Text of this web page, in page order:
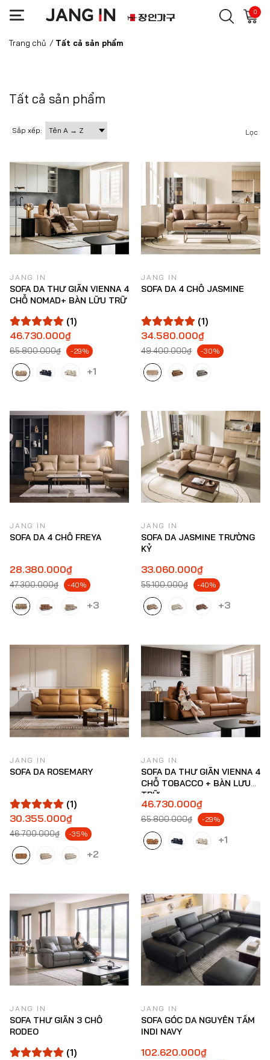
0
Trang chủ / Tất cả sản phẩm
Tất cả sản phẩm
Sắp xếp: Lọc
JANG IN
SOFA DA THƯ GIÃN VIENNA 4
CHỖ NOMAD+ BÀN LỮU TRỮ
(1)
46.730.000₫
65.800.000₫ -29%
+1
JANG IN
SOFA DA 4 CHỖ JASMINE
(1)
34.580.000₫
49.400.000₫ -30%
JANG IN
SOFA DA 4 CHỖ FREYA
28.380.000₫
47.300.000₫ -40%
+3
JANG IN
SOFA DA JASMINE TRƯỜNG
KỶ
33.060.000₫
55.100.000₫ -40%
+3
JANG IN
SOFA DA ROSEMARY
(1)
30.355.000₫
46.700.000₫ -35%
+2
JANG IN
SOFA DA THƯ GIÃN VIENNA 4
CHỖ TOBACCO + BÀN LƯU
TRỮ
46.730.000₫
65.800.000₫ -29%
+1
JANG IN
SOFA THƯ GIÃN 3 CHỖ
RODEO
(1)
JANG IN
SOFA GÓC DA NGUYÊN TẤM
INDI NAVY
102.620.000₫